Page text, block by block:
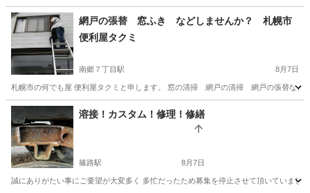
北海道 札幌市 八軒駅 便利屋 北海道 札幌市 琴似駅
無料
網戸の張替 窓ふき などしませんか？ 札幌市
便利屋タクミ
南郷７丁目駅 8月7日
札幌市の何でも屋 便利屋タクミと申します。 窓の清掃 網戸の清掃 網戸の張替な
北海道 札幌市 南郷７丁目駅 便利屋 網戸
溶接！カスタム！修理！修繕
篠路駅 8月7日
誠にありがたい事にご要望が大変多く 多忙だったため募集を停止させて頂いていまし